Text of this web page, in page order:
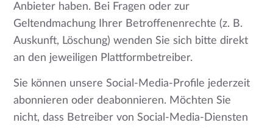
Anbieter haben. Bei Fragen oder zur
Geltendmachung Ihrer Betroffenenrechte (z. B.
Auskunft, Löschung) wenden Sie sich bitte direkt
an den jeweiligen Plattformbetreiber.
Sie können unsere Social-Media-Profile jederzeit
abonnieren oder deabonnieren. Möchten Sie
nicht, dass Betreiber von Social-Media-Diensten